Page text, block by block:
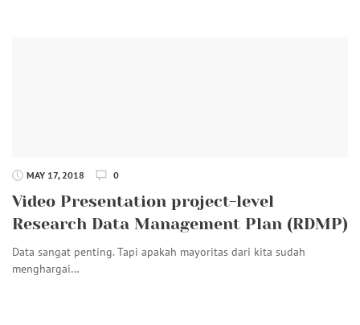
MAY 17, 2018 0
Video Presentation project-level
Research Data Management Plan (RDMP)
Data sangat penting. Tapi apakah mayoritas dari kita sudah
menghargai…